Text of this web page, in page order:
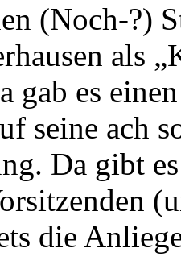
(Noch-?)
als
gab es
seine ach
Da gibt
die